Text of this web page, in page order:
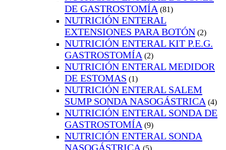
DE GASTROSTOMÍA (81)
NUTRICIÓN ENTERAL
EXTENSIONES PARA BOTÓN (2)
NUTRICIÓN ENTERAL KIT P.E.G.
GASTROSTOMÍA (2)
NUTRICIÓN ENTERAL MEDIDOR
DE ESTOMAS (1)
NUTRICIÓN ENTERAL SALEM
SUMP SONDA NASOGÁSTRICA (4)
NUTRICIÓN ENTERAL SONDA DE
GASTROSTOMÍA (9)
NUTRICIÓN ENTERAL SONDA
NASOGÁSTRICA